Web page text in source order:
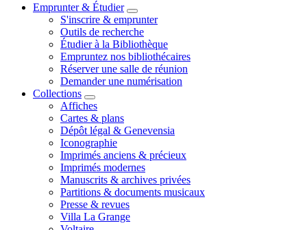
Emprunter & Étudier
S'inscrire & emprunter
Outils de recherche
Étudier à la Bibliothèque
Empruntez nos bibliothécaires
Réserver une salle de réunion
Demander une numérisation
Collections
Affiches
Cartes & plans
Dépôt légal & Genevensia
Iconographie
Imprimés anciens & précieux
Imprimés modernes
Manuscrits & archives privées
Partitions & documents musicaux
Presse & revues
Villa La Grange